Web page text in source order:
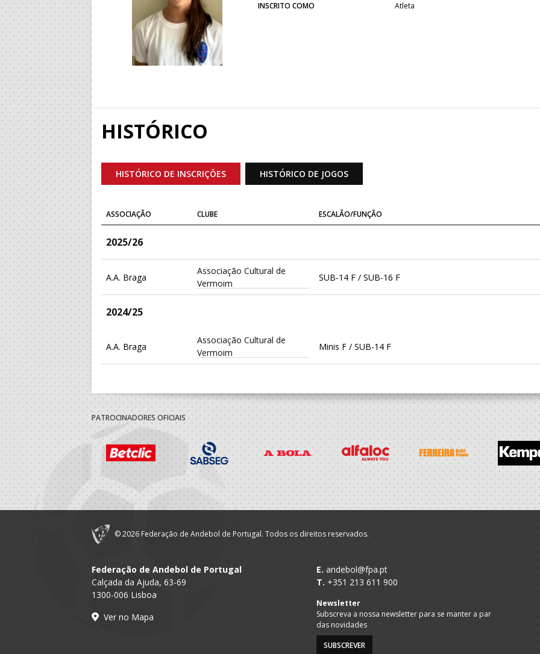
INSCRITO COMO
Atleta
HISTÓRICO
HISTÓRICO DE INSCRIÇÕES HISTÓRICO DE JOGOS
ASSOCIAÇÃO CLUBE ESCALÃO/FUNÇÃO
2025/26
A.A. Braga
Associação Cultural de
Vermoim
SUB-14 F / SUB-16 F
2024/25
A.A. Braga
Associação Cultural de
Vermoim
Minis F / SUB-14 F
PATROCINADORES OFICIAIS
© 2026 Federação de Andebol de Portugal. Todos os direitos reservados.
Federação de Andebol de Portugal
Calçada da Ajuda, 63-69
1300-006 Lisboa
Ver no Mapa
E. andebol@fpa.pt
T. +351 213 611 900
Newsletter
Subscreva a nossa newsletter para se manter a par
das novidades
SUBSCREVER